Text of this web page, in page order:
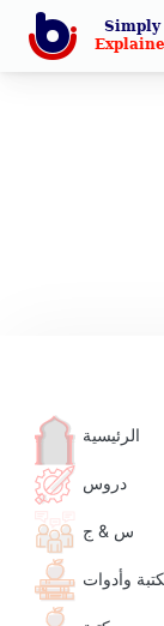
الرئيسية
دروس
س & ج
وأدوات